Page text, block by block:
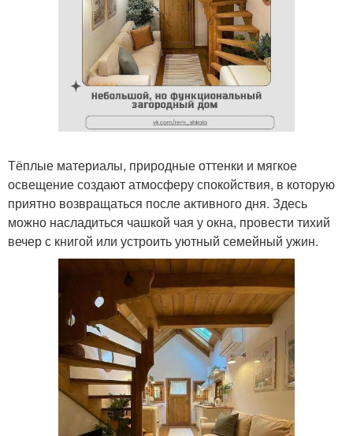
Тёплые материалы, природные оттенки и мягкое
освещение создают атмосферу спокойствия, в которую
приятно возвращаться после активного дня. Здесь
можно насладиться чашкой чая у окна, провести тихий
вечер с книгой или устроить уютный семейный ужин.